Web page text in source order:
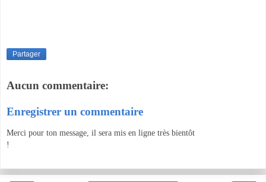
Partager
Aucun commentaire:
Enregistrer un commentaire
Merci pour ton message, il sera mis en ligne très bientôt
!